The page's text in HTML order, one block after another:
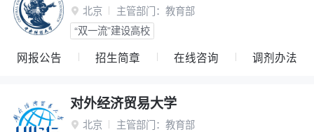
 北京 主管部门： 教育部
“双一流”建设高校
网报公告 招生简章 在线咨询 调剂办法
对外经济贸易大学
 北京 主管部门： 教育部